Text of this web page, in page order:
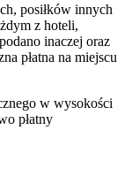
posiłków innych
z hoteli,
inaczej oraz
płatna na miejscu
w wysokości
płatny